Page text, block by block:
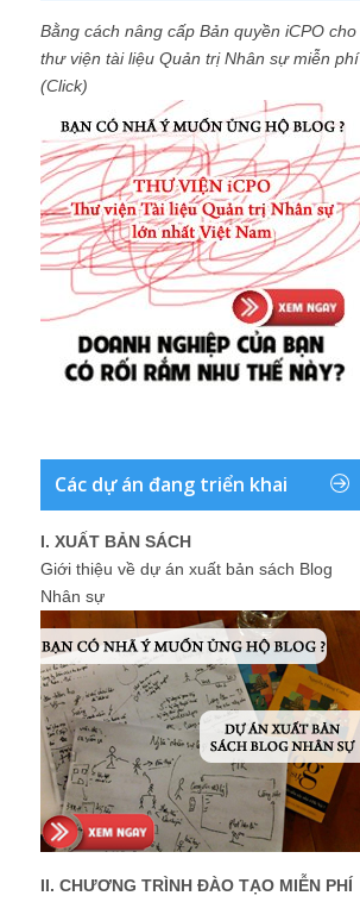
Bằng cách nâng cấp Bản quyền iCPO cho
thư viện tài liệu Quản trị Nhân sự miễn phí
(Click)
Các dự án đang triển khai
I. XUẤT BẢN SÁCH
Giới thiệu về dự án xuất bản sách Blog
Nhân sự
II. CHƯƠNG TRÌNH ĐÀO TẠO MIỄN PHÍ